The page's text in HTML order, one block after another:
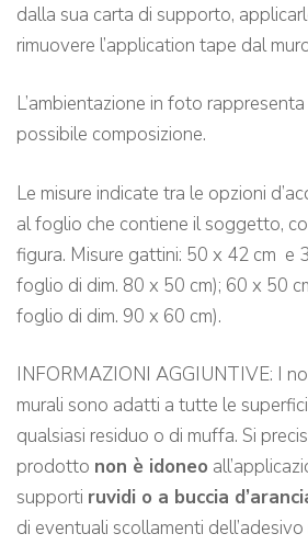
dalla sua carta di supporto,
rimuovere l’application tape dal
L’ambientazione in foto
possibile composizione.
Le misure indicate tra le opzioni
al foglio che contiene il soggetto,
figura. Misure gattini: 50 x 42 cm e
foglio di dim. 80 x 50 cm); 60 x 50
foglio di dim. 90 x 60 cm).
INFORMAZIONI AGGIUNTIVE: I
murali sono adatti a tutte le
qualsiasi residuo o di muffa. Si
prodotto non è idoneo
supporti ruvidi o a buccia
di eventuali scollamenti